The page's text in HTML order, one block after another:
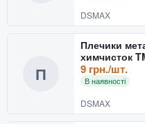
DSMAX
П
Плечики
химчисток
9 грн./шт.
В наявності
DSMAX